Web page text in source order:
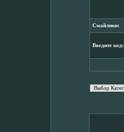
Смайлики:
Введите код: